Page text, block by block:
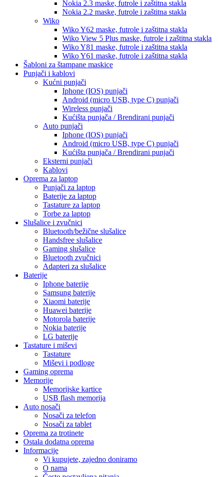
Nokia 2.3 maske, futrole i zaštitna stakla
Nokia 2.2 maske, futrole i zaštitna stakla
Wiko
Wiko Y62 maske, futrole i zaštitna stakla
Wiko View 5 Plus maske, futrole i zaštitna stakla
Wiko Y81 maske, futrole i zaštitna stakla
Wiko Y61 maske, futrole i zaštitna stakla
Šabloni za štampane maskice
Punjači i kablovi
Kućni punjači
Iphone (IOS) punjači
Android (micro USB, type C) punjači
Wireless punjači
Kućišta punjača / Brendirani punjači
Auto punjači
Iphone (IOS) punjači
Android (micro USB, type C) punjači
Kućišta punjača / Brendirani punjači
Eksterni punjači
Kablovi
Oprema za laptop
Punjači za laptop
Baterije za laptop
Tastature za laptop
Torbe za laptop
Slušalice i zvučnici
Bluetooth/bežične slušalice
Handsfree slušalice
Gaming slušalice
Bluetooth zvučnici
Adapteri za slušalice
Baterije
Iphone baterije
Samsung baterije
Xiaomi baterije
Huawei baterije
Motorola baterije
Nokia baterije
LG baterije
Tastature i miševi
Tastature
Miševi i podloge
Gaming oprema
Memorije
Memorijske kartice
USB flash memorija
Auto nosači
Nosači za telefon
Nosači za tablet
Oprema za trotinete
Ostala dodatna oprema
Informacije
Vi kupujete, zajedno doniramo
O nama